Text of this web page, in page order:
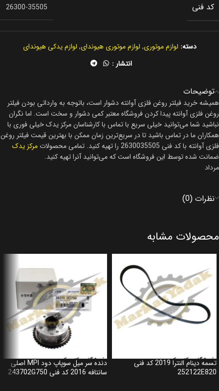
کد فنی 26300-35505
دسته: لوازم موتوری, لوازم موتوری هیوندای, لوازم یدکی هیوندای
انتشار :
توضیحات
همیشه خرید فیلتر روغن فلزی آوانته دشوار است، باتوجه به وارداتی بودن فیلتر
روغن فلزی آوانته پیدا کردن فروشگاه معتبر کمی دشوار و سخت است. اما نگران
نباشید شما می‌توانید خیلی سریع با تماس با کارشناسان مرکز یدک خیلی فوری با
همکاران ما در تماس باشید تا در سریع‌ترین زمان ممکن با بهترین قیمت فیلتر روغن
فلزی آوانته با کد فنی 2630035505 را تهیه کنید. تمامی محصولات
مرکز یدک
ضمانت شده توسط این فروشگاه است که می‌توانید آنرا تهیه کنید.
مرداد
نظرات (0)
محصولات مشابه
تسمه دینام النترا 2019 کد فنی
252122E820
دنده سر میل سوپاپ دود MPI اصلی
سانتافه 2016 کد فنی 243702G750